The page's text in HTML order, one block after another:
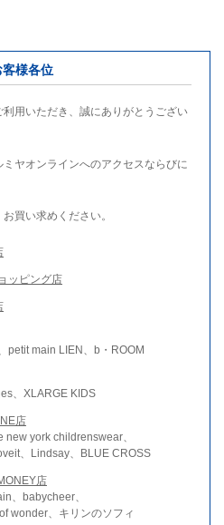
客様各位
用いただき、誠にありがとうござい
ヤオンラインへのアクセスならびに
買い求めください。
ッピング店
petit main LIEN、b・ROOM
、XLARGE KIDS
店
york childrenswear、
、Lindsay、BLUE CROSS
店
、babycheer、
wonder、キリンのソフィ